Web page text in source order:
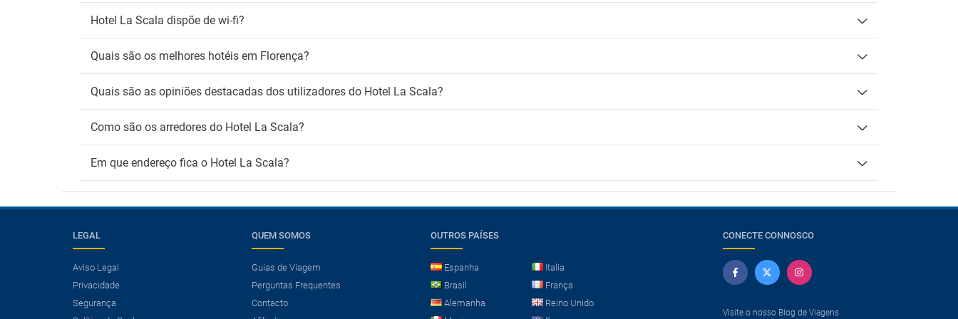
Hotel La Scala dispõe de wi-fi?
Quais são os melhores hotéis em Florença?
Quais são as opiniões destacadas dos utilizadores do Hotel La Scala?
Como são os arredores do Hotel La Scala?
Em que endereço fica o Hotel La Scala?
Precisa de um voo?
LEGAL
Aviso Legal
Privacidade
Segurança
QUEM SOMOS
Guias de Viagem
Perguntas Frequentes
Contacto
OUTROS PAÍSES
Espanha
Italia
Brasil
França
Alemanha
Reino Unido
CONECTE CONNOSCO
Visite o nosso Blog de Viagens